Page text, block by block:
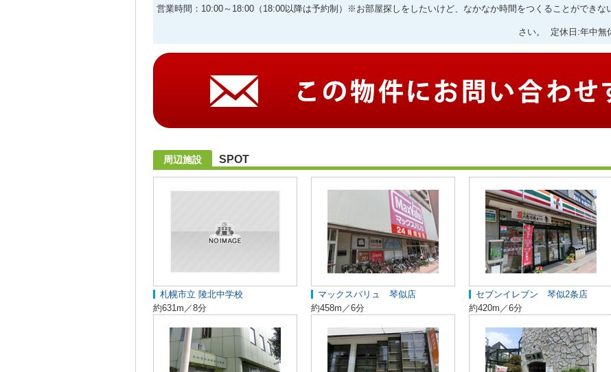
営業時間：10:00～18:00（18:00以降は予約制）※お部屋探しをしたいけど、なかなか時間をつくることができな
さい。 定休日:年中無
周辺施設 SPOT
札幌市立 陵北中学校
約631m／8分
マックスバリュ 琴似店
約458m／6分
セブンイレブン 琴似2条店
約420m／6分